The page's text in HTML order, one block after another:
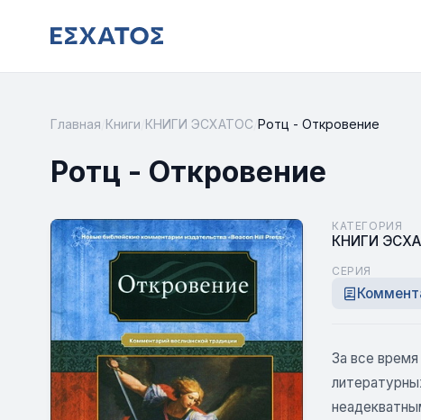
Главная Книги КНИГИ ЭСХАТОС Ротц - Откровение
Ротц - Откровение
КАТЕГОРИЯ
КНИГИ
СЕРИЯ
За все